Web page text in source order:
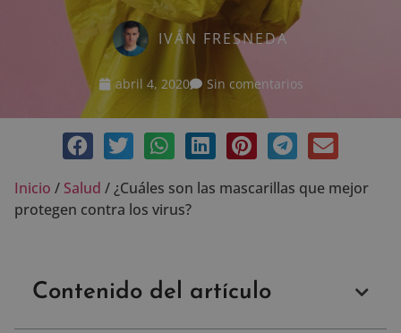
IVÁN FRESNEDA
abril 4, 2020 Sin comentarios
Inicio / Salud /¿Cuáles son las mascarillas que mejor
protegen contra los virus?
Contenido del artículo